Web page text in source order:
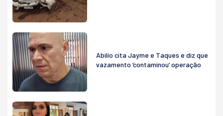
Abilio cita Jayme e Taques e diz que
vazamento ‘contaminou’ operação